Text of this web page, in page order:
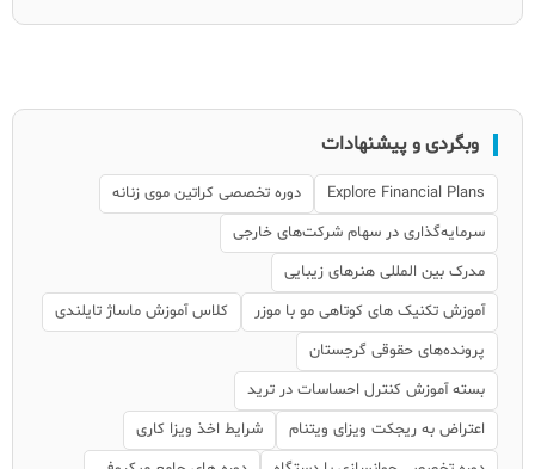
وبگردی و پیشنهادات
Explore Financial Plans
دوره تخصصی کراتین موی زنانه
سرمایه‌گذاری در سهام شرکت‌های خارجی
مدرک بین المللی هنرهای زیبایی
آموزش تکنیک های کوتاهی مو با موزر
کلاس آموزش ماساژ تایلندی
پرونده‌های حقوقی گرجستان
بسته آموزش کنترل احساسات در ترید
اعتراض به ریجکت ویزای ویتنام
شرایط اخذ ویزا کاری